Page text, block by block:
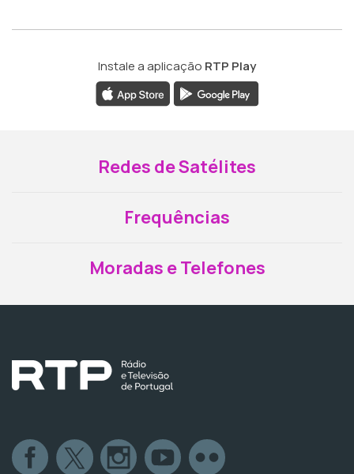
Instale a aplicação RTP Play
Redes de Satélites
Frequências
Moradas e Telefones